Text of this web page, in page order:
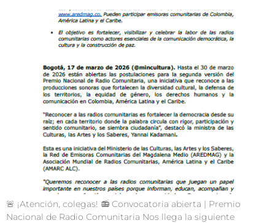
🚨 ¡Atención, colegas! 📻 Convocatoria abierta | Premio
Nacional de Radio Comunitaria Nos llega la siguiente